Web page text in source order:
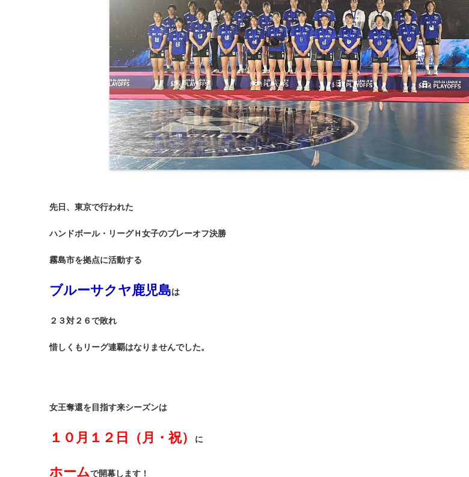
先日、東京で行われた
ハンドボール・リーグＨ女子のプレーオフ決勝
霧島市を拠点に活動する
ブルーサクヤ鹿児島は
２３対２６で敗れ
惜しくもリーグ連覇はなりませんでした。
女王奪還を目指す来シーズンは
１０月１２日（月・祝） に
ホームで開幕します！